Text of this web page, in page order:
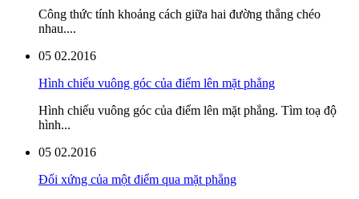
Công thức tính khoảng cách giữa hai đường thẳng chéo
nhau....
05 02.2016
Hình chiếu vuông góc của điểm lên mặt phẳng
Hình chiếu vuông góc của điểm lên mặt phẳng. Tìm toạ độ
hình...
05 02.2016
Đối xứng của một điểm qua mặt phẳng